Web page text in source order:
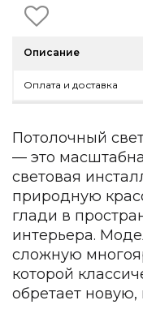
Детская мебель
Уличная и садовая
Фитнес и wellness-
ROOM — Modern
ARTOPIA — Mid-
DAYZ — Ethno
Все коллекции
Подбор,
Декор
По типу
Для кухни
Предметы интерьера
Описание
Оплата и доставка
Потолочный
— это
световая
природную
глади в
интерьера.
сложную
которой
обретает